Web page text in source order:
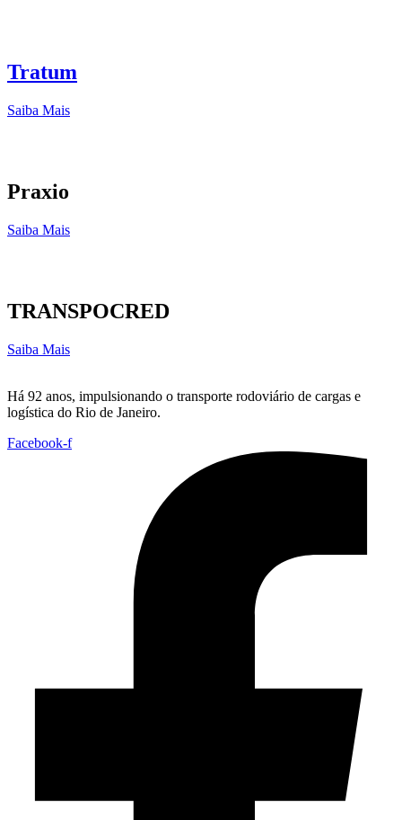
Tratum
Saiba Mais
Praxio
Saiba Mais
TRANSPOCRED
Saiba Mais
Há 92 anos, impulsionando o transporte rodoviário de cargas e
logística do Rio de Janeiro.
Facebook-f